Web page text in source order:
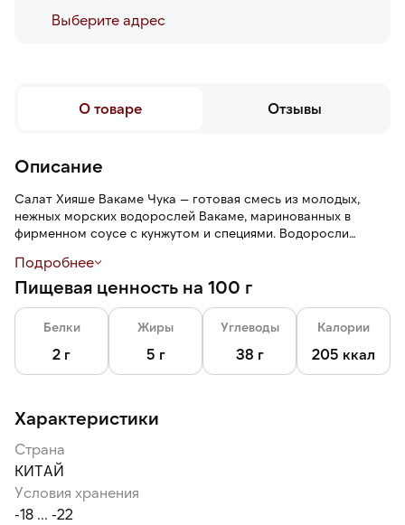
Выберите адреc
О товаре Отзывы
Описание
Салат Хияше Вакаме Чука — готовая смесь из молодых,
нежных морских водорослей Вакаме, маринованных в
фирменном соусе с кунжутом и специями. Водоросли
аромат. Вкус водорослей менее йодистый, чем у
ламинарии.
Подробнее
Пищевая ценность на 100 г
Белки
2 г
Жиры
5 г
Углеводы
38 г
Калории
205 ккал
Характеристики
Страна
КИТАЙ
Условия хранения
-18 ... -22